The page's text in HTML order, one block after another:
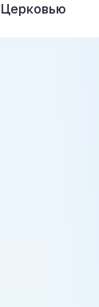
Церковью